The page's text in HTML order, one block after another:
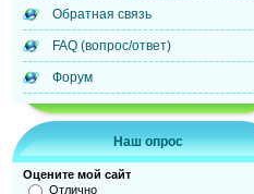
Обратная связь
FAQ (вопрос/ответ)
Форум
Наш опрос
Оцените мой сайт
Отлично